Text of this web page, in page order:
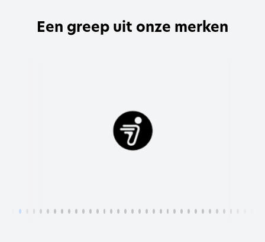
Een greep uit onze merken